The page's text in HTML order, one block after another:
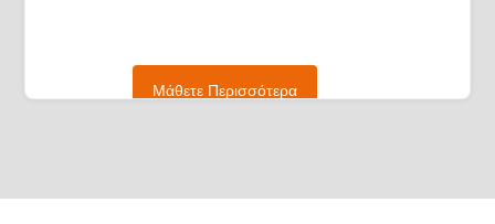
Πανεπιστημίου Κρήτης, όπου δημιούργησε τη
μονάδα των νευρογενετικών νοσημάτων. Το 2007,
Μάθετε Περισσότερα